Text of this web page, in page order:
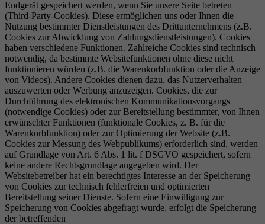
Endgerät gespeichert werden, wenn Sie unsere Seite betreten
(Third-Party-Cookies). Diese ermöglichen uns oder Ihnen die
Nutzung bestimmter Dienstleistungen des Drittunternehmens (z.B.
Cookies zur Abwicklung von Zahlungsdienstleistungen). Cookies
haben verschiedene Funktionen. Zahlreiche Cookies sind technisch
notwendig, da bestimmte Websitefunktionen ohne diese nicht
funktionieren würden (z.B. die Warenkorbfunktion oder die Anzeige
von Videos). Andere Cookies dienen dazu, das Nutzerverhalten
auszuwerten oder Werbung anzuzeigen. Cookies, die zur
Durchführung des elektronischen Kommunikationsvorgangs
(notwendige Cookies) oder zur Bereitstellung bestimmter, von Ihnen
erwünschter Funktionen (funktionale Cookies, z. B. für die
Warenkorbfunktion) oder zur Optimierung der Website (z.B.
Cookies zur Messung des Webpublikums) erforderlich sind, werden
auf Grundlage von Art. 6 Abs. 1 lit. f DSGVO gespeichert, sofern
keine andere Rechtsgrundlage angegeben wird. Der
Websitebetreiber hat ein berechtigtes Interesse an der Speicherung
von Cookies zur technisch fehlerfreien und optimierten
Bereitstellung seiner Dienste. Sofern eine Einwilligung zur
Speicherung von Cookies abgefragt wurde, erfolgt die Speicherung
der betreffenden